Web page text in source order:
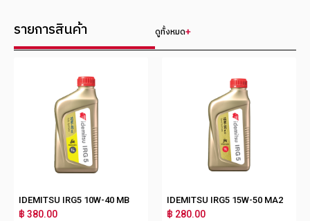
รายการสินค้า ดูทั้งหมด
IDEMITSU IRG5 10W-40 MB
฿ 380.00
IDEMITSU IRG5 15W-50 MA2
฿ 280.00